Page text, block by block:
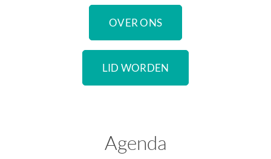
OVER ONS
LID WORDEN
Agenda